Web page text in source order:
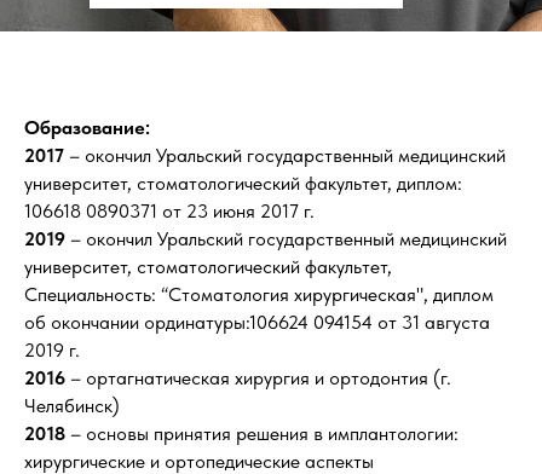
Образование:
2017 – окончил Уральский государственный медицинский
университет, стоматологический факультет, диплом:
106618 0890371 от 23 июня 2017 г.
2019 – окончил Уральский государственный медицинский
университет, стоматологический факультет,
Специальность: “Стоматология хирургическая", диплом
об окончании ординатуры:106624 094154 от 31 августа
2019 г.
2016 – ортагнатическая хирургия и ортодонтия (г.
Челябинск)
2018 – основы принятия решения в имплантологии:
хирургические и ортопедические аспекты